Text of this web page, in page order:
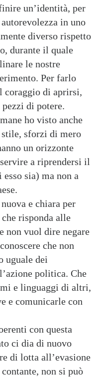
un’identità, per
in uno
diverso rispetto
durante il quale
le nostre
Per farlo
coraggio di aprirsi,
di potere.
ho visto anche
sforzi di mero
un orizzonte
a riprendersi il
sia) ma non a
e chiara per
risponda alle
non vuol dire negare
che non
uguale dei
politica. Che
e linguaggi di altri,
e comunicarle con
con questa
ci dia di nuovo
di lotta all’evasione
non si può